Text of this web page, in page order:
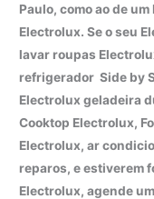
Paulo, como ao de
Electrolux. Se o seu
lavar roupas
refrigerador Side by
Electrolux geladeira
Cooktop Electrolux,
Electrolux, ar
reparos, e estiverem
Electrolux, agende